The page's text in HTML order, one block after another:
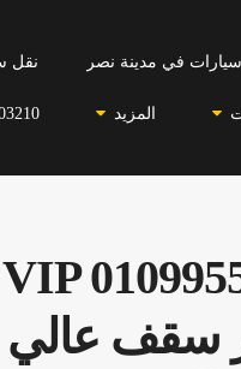
سيارات في مدينة نصر نقل
المزيد
سقف